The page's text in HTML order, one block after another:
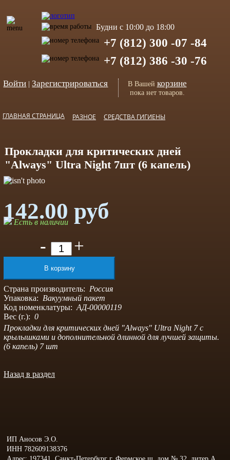
Будни с 10:00 до 18:00
+7 (812) 300 -07 -84
+7 (812) 386 -30 -76
Войти |Зарегистрироваться В Вашей корзине
пока нет товаров.
ГЛАВНАЯ СТРАНИЦА РАЗНОЕ СРЕДСТВА ГИГИЕНЫ
Прокладки для критических дней
"Always" Ultra Night 7шт (6 капель)
142.00 руб
Есть в наличии
- +
Страна производитель: Россия
Упаковка: Вакуумный пакет
Код номенклатуры: АД-00000119
Вес (г.): 0
Прокладки для критических дней "Always" Ultra Night 7 с
крылышками и дополнительной длинной для лучшей защиты.
(6 капель) 7 шт
Назад в раздел
ИП Аносов Э.О.
ИНН 782609138376